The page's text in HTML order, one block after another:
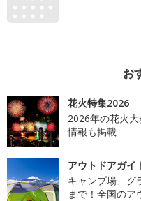
お
花火特集2026
2026年の花火
情報も掲載
アウトドアガイ
キャンプ場、グ
まで！全国のア